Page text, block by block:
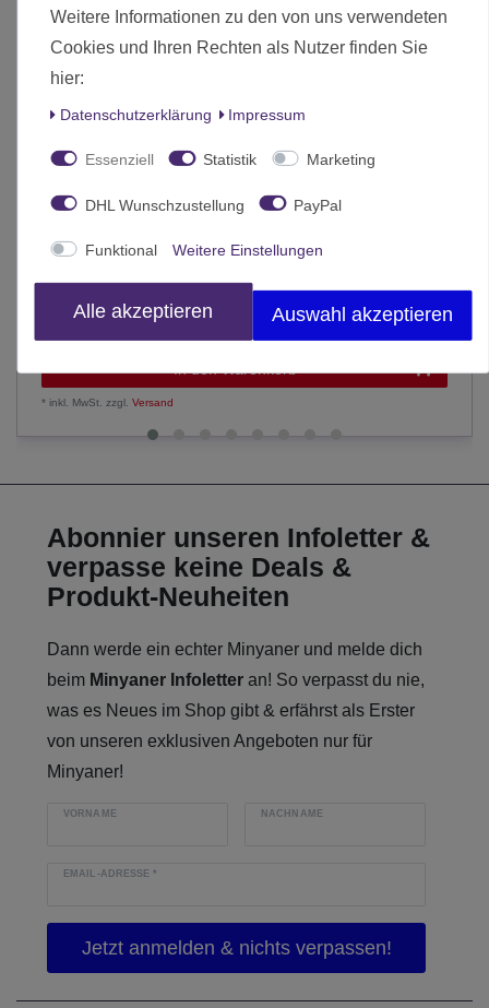
Faller Gerichtsgebäude USA H0
In den Warenkorb
*inkl. MwSt. zzgl.Versand
Abonnier unseren Infoletter &
verpasse keine Deals &
Produkt-Neuheiten
Dann werde ein echter Minyaner und melde dich
beim Minyaner Infoletter an! So verpasst du nie,
was es Neues im Shop gibt & erfährst als Erster
von unseren exklusiven Angeboten nur für
Minyaner!
VORNAME NACHNAME
EMAIL-ADRESSE*
Weitere Informationen zu den von uns verwendeten
Cookies und Ihren Rechten als Nutzer finden Sie
hier:
Daten­schutz­erklärung Impressum
Essenziell Statistik Marketing
DHL Wunschzustellung PayPal
Funktional Weitere Einstellungen
Alle akzeptieren Auswahl akzeptieren